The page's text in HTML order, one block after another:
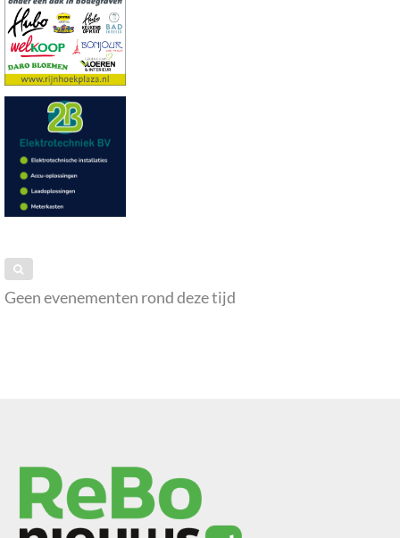
Geen evenementen rond deze tijd